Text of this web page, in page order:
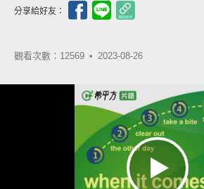
分享給好友：
觀看次數：12569 • 2023-08-26